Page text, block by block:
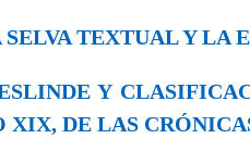
SELVA TEXTUAL Y LA
Y
XIX, DE LAS